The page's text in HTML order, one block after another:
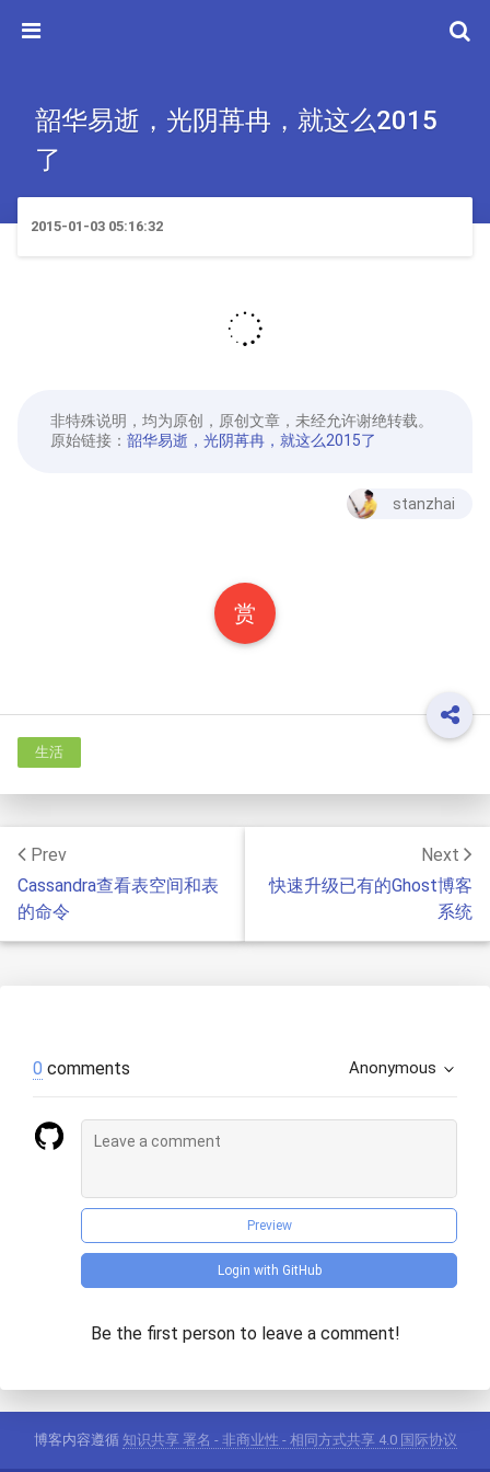
韶华易逝，光阴苒冉，就这么2015
了
2015-01-03 05:16:32
非特殊说明，均为原创，原创文章，未经允许谢绝转载。
原始链接： 韶华易逝，光阴苒冉，就这么2015了
stanzhai
赏
生活
Prev
Cassandra查看表空间和表
的命令
Next
快速升级已有的Ghost博客
系统
0 comments Anonymous
Preview
Login with GitHub
Be the first person to leave a comment!
博客内容遵循 知识共享 署名 - 非商业性 - 相同方式共享 4.0 国际协议